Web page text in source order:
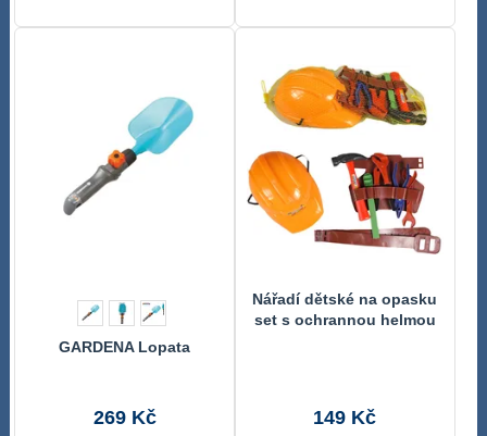
GARDENA Lopata
269 Kč
Nářadí dětské na opasku
set s ochrannou helmou
149 Kč